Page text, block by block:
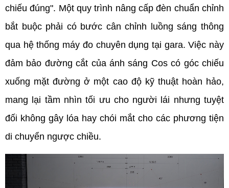
chiếu đúng". Một quy trình nâng cấp đèn chuẩn chỉnh
bắt buộc phải có bước cân chỉnh luồng sáng thông
qua hệ thống máy đo chuyên dụng tại gara. Việc này
đảm bảo đường cắt của ánh sáng Cos có góc chiếu
xuống mặt đường ở một cao độ kỹ thuật hoàn hảo,
mang lại tầm nhìn tối ưu cho người lái nhưng tuyệt
đối không gây lóa hay chói mắt cho các phương tiện
di chuyển ngược chiều.